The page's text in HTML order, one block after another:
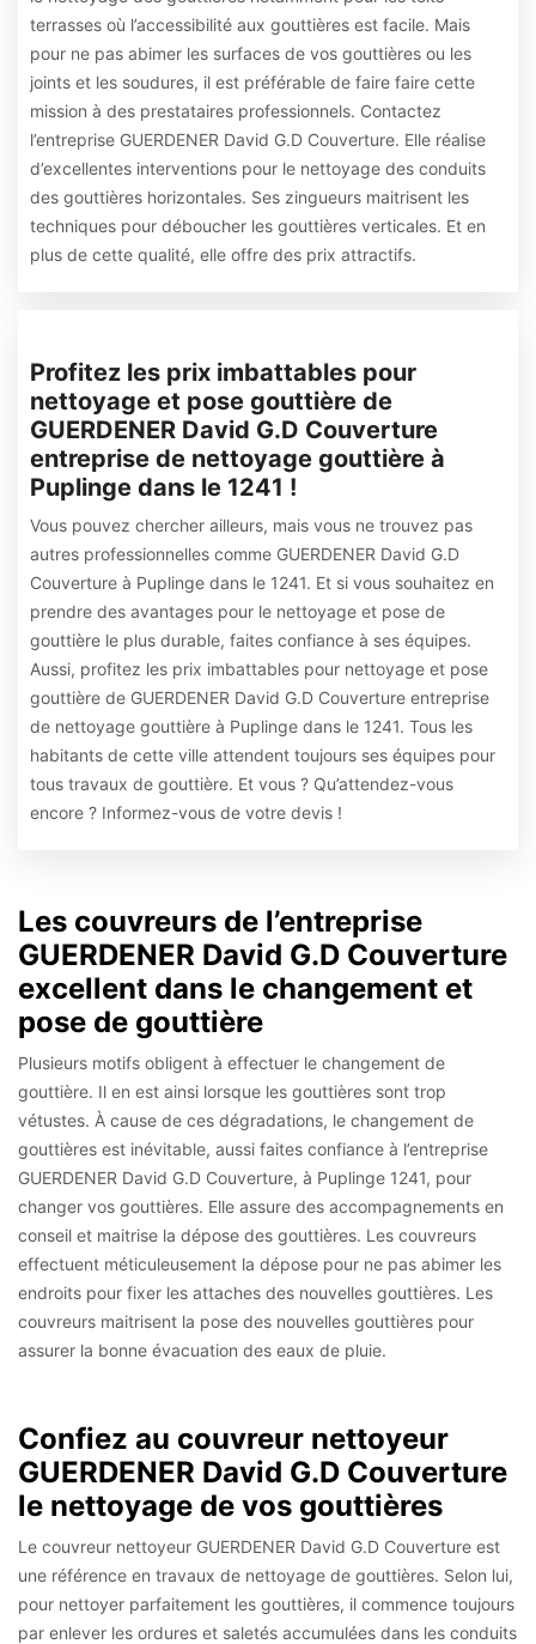
terrasses où l’accessibilité aux gouttières est facile. Mais
pour ne pas abimer les surfaces de vos gouttières ou les
joints et les soudures, il est préférable de faire faire cette
mission à des prestataires professionnels. Contactez
l’entreprise GUERDENER David G.D Couverture. Elle réalise
d’excellentes interventions pour le nettoyage des conduits
des gouttières horizontales. Ses zingueurs maitrisent les
techniques pour déboucher les gouttières verticales. Et en
plus de cette qualité, elle offre des prix attractifs.
Profitez les prix imbattables pour
nettoyage et pose gouttière de
GUERDENER David G.D Couverture
entreprise de nettoyage gouttière à
Puplinge dans le 1241 !
Vous pouvez chercher ailleurs, mais vous ne trouvez pas
autres professionnelles comme GUERDENER David G.D
Couverture à Puplinge dans le 1241. Et si vous souhaitez en
prendre des avantages pour le nettoyage et pose de
gouttière le plus durable, faites confiance à ses équipes.
Aussi, profitez les prix imbattables pour nettoyage et pose
gouttière de GUERDENER David G.D Couverture entreprise
de nettoyage gouttière à Puplinge dans le 1241. Tous les
habitants de cette ville attendent toujours ses équipes pour
tous travaux de gouttière. Et vous ? Qu’attendez-vous
encore ? Informez-vous de votre devis !
Les couvreurs de l’entreprise
GUERDENER David G.D Couverture
excellent dans le changement et
pose de gouttière
Plusieurs motifs obligent à effectuer le changement de
gouttière. Il en est ainsi lorsque les gouttières sont trop
vétustes. À cause de ces dégradations, le changement de
gouttières est inévitable, aussi faites confiance à l’entreprise
GUERDENER David G.D Couverture, à Puplinge 1241, pour
changer vos gouttières. Elle assure des accompagnements en
conseil et maitrise la dépose des gouttières. Les couvreurs
effectuent méticuleusement la dépose pour ne pas abimer les
endroits pour fixer les attaches des nouvelles gouttières. Les
couvreurs maitrisent la pose des nouvelles gouttières pour
assurer la bonne évacuation des eaux de pluie.
Confiez au couvreur nettoyeur
GUERDENER David G.D Couverture
le nettoyage de vos gouttières
Le couvreur nettoyeur GUERDENER David G.D Couverture est
une référence en travaux de nettoyage de gouttières. Selon lui,
pour nettoyer parfaitement les gouttières, il commence toujours
par enlever les ordures et saletés accumulées dans les conduits